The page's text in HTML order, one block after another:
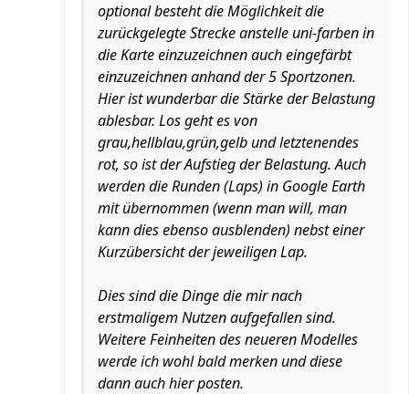
optional besteht die Möglichkeit die
zurückgelegte Strecke anstelle uni-farben in
die Karte einzuzeichnen auch eingefärbt
einzuzeichnen anhand der 5 Sportzonen.
Hier ist wunderbar die Stärke der Belastung
ablesbar. Los geht es von
grau,hellblau,grün,gelb und letztenendes
rot, so ist der Aufstieg der Belastung. Auch
werden die Runden (Laps) in Google Earth
mit übernommen (wenn man will, man
kann dies ebenso ausblenden) nebst einer
Kurzübersicht der jeweiligen Lap.
Dies sind die Dinge die mir nach
erstmaligem Nutzen aufgefallen sind.
Weitere Feinheiten des neueren Modelles
werde ich wohl bald merken und diese
dann auch hier posten.